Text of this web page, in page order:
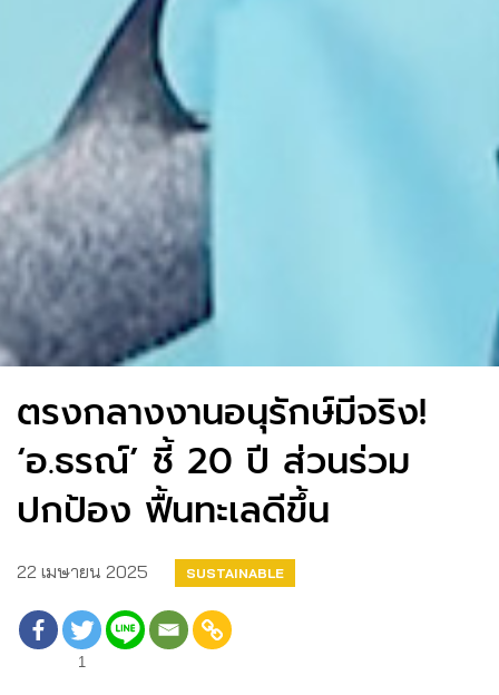
ตรงกลางงานอนุรักษ์มีจริง!
‘อ.ธรณ์’ ชี้ 20 ปี ส่วนร่วม
ปกป้อง ฟื้นทะเลดีขึ้น
22 เมษายน 2025 SUSTAINABLE
1